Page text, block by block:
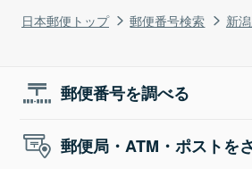
日本郵便トップ 郵便番号検索 新
郵便番号を調べる
郵便局・ATM・ポストを